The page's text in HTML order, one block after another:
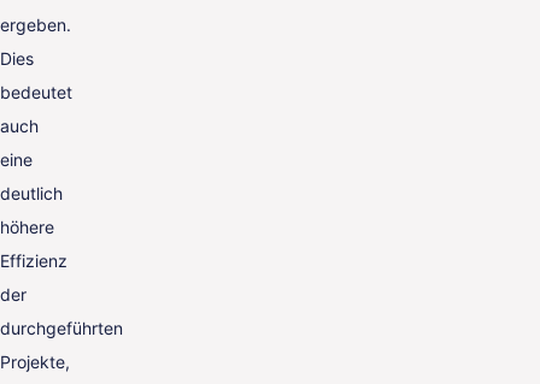
ergeben.
Dies
bedeutet
auch
eine
deutlich
höhere
Effizienz
der
durchgeführten
Projekte,